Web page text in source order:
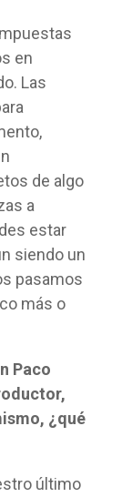
en
Las
de algo
a
estar
siendo un
pasamos
más o
Paco
¿qué
último